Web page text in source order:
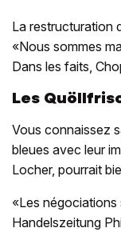
La restructuration
«Nous sommes
Dans les faits,
Les
Vous connaissez
bleues avec leur
Locher, pourrait
«Les négociations
Handelszeitung